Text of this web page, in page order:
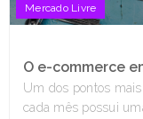
Mercado Livre
O e-commerce
Um dos pontos
cada mês possui